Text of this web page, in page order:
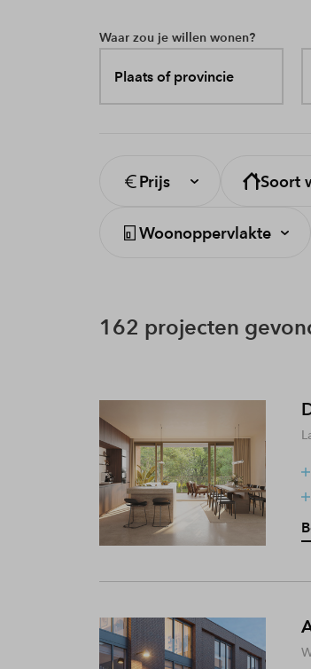
Waar zou je willen wonen?
Plaats of provincie
Prijs Soort
Woonoppervlakte
162 projecten